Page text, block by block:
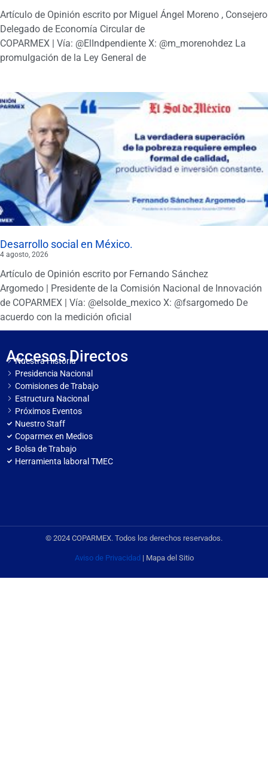
Artículo de Opinión escrito por Miguel Ángel Moreno , Consejero
Delegado de Economía Circular de
COPARMEX | Vía: @ElIndpendiente X: @m_morenohdez La
promulgación de la Ley General de
Desarrollo social en México.
4 agosto, 2026
Artículo de Opinión escrito por Fernando Sánchez
Argomedo | Presidente de la Comisión Nacional de Innovación
de COPARMEX | Vía: @elsolde_mexico X: @fsargomedo De
acuerdo con la medición oficial
Accesos Directos
Nuestra Historia
Presidencia Nacional
Comisiones de Trabajo
Estructura Nacional
Próximos Eventos
Nuestro Staff
Coparmex en Medios
Bolsa de Trabajo
Herramienta laboral TMEC
© 2024 COPARMEX. Todos los derechos reservados.
Aviso de Privacidad| Mapa del Sitio